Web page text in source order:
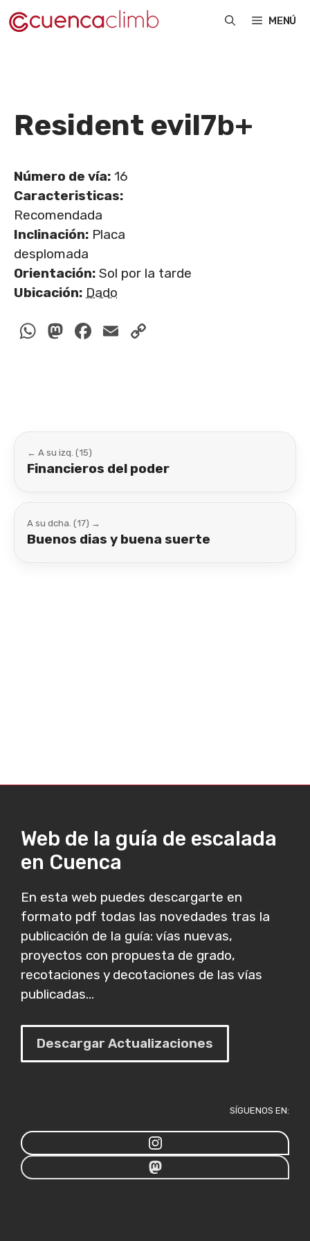
Saltar
al
MENÚ
Resident evil7b+
Número de vía: 16
Caracteristicas:
Recomendada
Inclinación: Placa
desplomada
Orientación: Sol por la tarde
Ubicación: Dado
WhatsApp
Mastodon
Facebook
Email
← A su izq. (15)
Financieros del poder
A su dcha. (17) →
Buenos dias y buena suerte
Web de la guía de escalada
en Cuenca
En esta web puedes descargarte en
formato pdf todas las novedades tras la
publicación de la guía: vías nuevas,
proyectos con propuesta de grado,
recotaciones y decotaciones de las vías
publicadas...
Descargar Actualizaciones
SÍGUENOS EN: